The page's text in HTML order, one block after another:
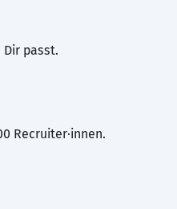
Dir passt.
Recruiter·innen.